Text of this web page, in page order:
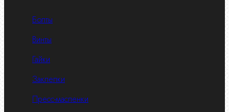
Болты
Винты
Гайки
Заклепки
Пресс-масленки